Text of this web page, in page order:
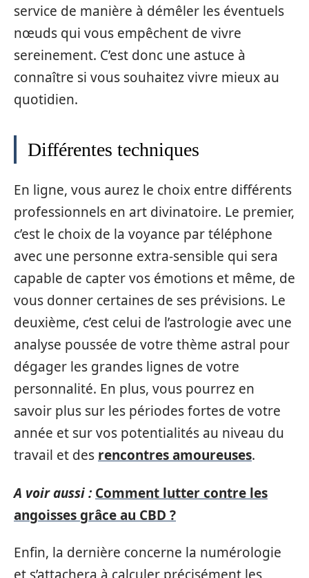
service de manière à démêler les éventuels
nœuds qui vous empêchent de vivre
sereinement. C’est donc une astuce à
connaître si vous souhaitez vivre mieux au
quotidien.
Différentes techniques
En ligne, vous aurez le choix entre différents
professionnels en art divinatoire. Le premier,
c’est le choix de la voyance par téléphone
avec une personne extra-sensible qui sera
capable de capter vos émotions et même, de
vous donner certaines de ses prévisions. Le
deuxième, c’est celui de l’astrologie avec une
analyse poussée de votre thème astral pour
dégager les grandes lignes de votre
personnalité. En plus, vous pourrez en
savoir plus sur les périodes fortes de votre
année et sur vos potentialités au niveau du
travail et des rencontres amoureuses.
A voir aussi : Comment lutter contre les
angoisses grâce au CBD ?
Enfin, la dernière concerne la numérologie